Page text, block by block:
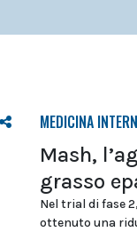
MEDICINA
Mash,
grasso
Nel trial di fase
ottenuto una